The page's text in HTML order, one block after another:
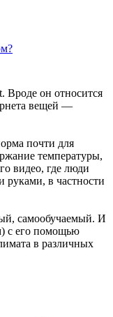
Вроде он относится
вещей —
почти для
температуры,
видео, где люди
руками, в частности
самообучаемый. И
с его помощью
в различных